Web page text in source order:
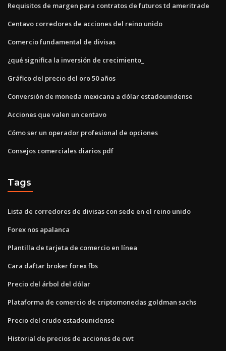
Requisitos de margen para contratos de futuros td ameritrade
Centavo corredores de acciones del reino unido
Comercio fundamental de divisas
¿qué significa la inversión de crecimiento_
Gráfico del precio del oro 50 años
Conversión de moneda mexicana a dólar estadounidense
Acciones que valen un centavo
Cómo ser un operador profesional de opciones
Consejos comerciales diarios pdf
Tags
Lista de corredores de divisas con sede en el reino unido
Forex nos apalanca
Plantilla de tarjeta de comercio en línea
Cara daftar broker forex fbs
Precio del árbol del dólar
Plataforma de comercio de criptomonedas goldman sachs
Precio del crudo estadounidense
Historial de precios de acciones de cwt